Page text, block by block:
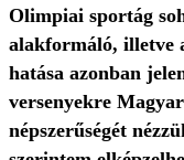
Olimpiai sportág
alakformáló, illetve
hatása azonban
versenyekre
népszerűségét